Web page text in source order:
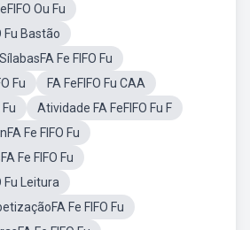
Ou Fu
Fu Bastão
Fe FIFO Fu
Fu
FA FeFIFO Fu CAA
Atividade FA FeFIFO Fu F
Fe FIFO Fu
Fe FIFO Fu
Fu Leitura
Fe FIFO Fu